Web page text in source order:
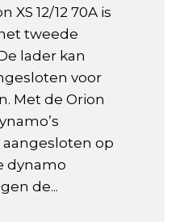
XS 12/12 70A is
tweede
lader kan
voor
Met de Orion
op
dynamo
de...